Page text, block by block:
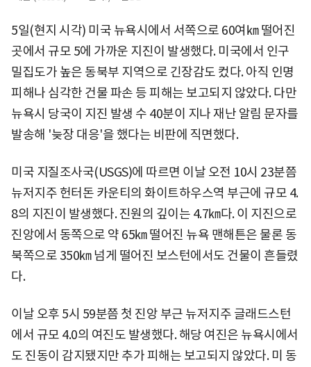
5일(현지 시각) 미국 뉴욕시에서 서쪽으로 60여㎞ 떨어진
곳에서 규모 5에 가까운 지진이 발생했다. 미국에서 인구
밀집도가 높은 동북부 지역으로 긴장감도 컸다. 아직 인명
피해나 심각한 건물 파손 등 피해는 보고되지 않았다. 다만
뉴욕시 당국이 지진 발생 수 40분이 지나 재난 알림 문자를
발송해 '늦장 대응'을 했다는 비판에 직면했다.
미국 지질조사국(USGS)에 따르면 이날 오전 10시 23분쯤
뉴저지주 헌터돈 카운티의 화이트하우스역 부근에 규모 4.
8의 지진이 발생했다. 진원의 깊이는 4.7㎞다. 이 지진으로
진앙에서 동쪽으로 약 65㎞ 떨어진 뉴욕 맨해튼은 물론 동
북쪽으로 350㎞ 넘게 떨어진 보스턴에서도 건물이 흔들렸
다.
이날 오후 5시 59분쯤 첫 진앙 부근 뉴저지주 글래드스턴
에서 규모 4.0의 여진도 발생했다. 해당 여진은 뉴욕시에서
도 진동이 감지됐지만 추가 피해는 보고되지 않았다. 미 동